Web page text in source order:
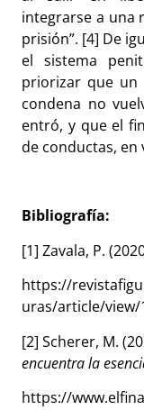
integrarse a una
prisión”. [4] De
el sistema
priorizar que un
condena no
entró, y que el
de conductas, en
Bibliografía:
[1] Zavala, P.
https://
uras/article/view/
[2] Scherer, M.
encuentra la
https://